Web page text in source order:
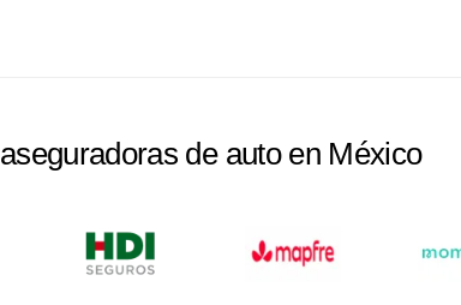
de auto en México